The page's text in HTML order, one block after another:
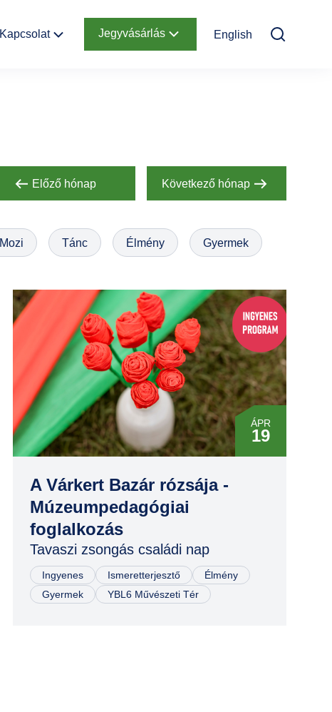
Kapcsolat
Helyszínbérlés
Jegyvásárlás English
Előző hónap Következő hónap
Mozi Tánc Élmény Gyermek
ÁPR
19
A Várkert Bazár rózsája -
Múzeumpedagógiai
foglalkozás
Tavaszi zsongás családi nap
Ingyenes Ismeretterjesztő
Élmény
Gyermek
YBL6 Művészeti Tér